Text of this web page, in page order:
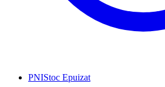
PNIStoc Epuizat